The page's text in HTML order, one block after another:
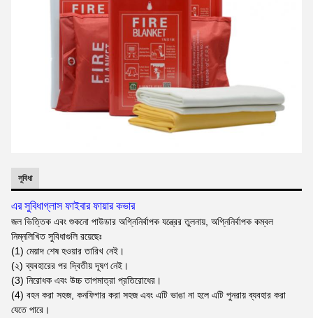
সুবিধা
এর সুবিধাগ্লাস ফাইবার ফায়ার কভার
জল ভিত্তিক এবং শুকনো পাউডার অগ্নিনির্বাপক যন্ত্রের তুলনায়, অগ্নিনির্বাপক কম্বল
নিম্নলিখিত সুবিধাগুলি রয়েছেঃ
(1) মেয়াদ শেষ হওয়ার তারিখ নেই।
(২) ব্যবহারের পর দ্বিতীয় দূষণ নেই।
(3) নিরোধক এবং উচ্চ তাপমাত্রা প্রতিরোধের।
(4) বহন করা সহজ, কনফিগার করা সহজ এবং এটি ভাঙা না হলে এটি পুনরায় ব্যবহার করা
যেতে পারে।